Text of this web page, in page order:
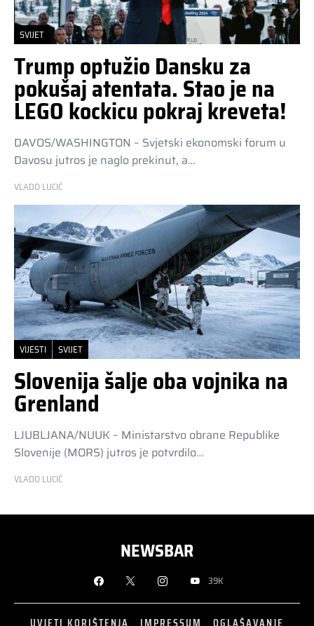
SVIJET
Trump optužio Dansku za
pokušaj atentata. Stao je na
LEGO kockicu pokraj kreveta!
DAVOS/WASHINGTON – Svjetski ekonomski forum u
Davosu jutros je naglo prekinut, a…
VLADO LUCIĆ
VIJESTI SVIJET
Slovenija šalje oba vojnika na
Grenland
LJUBLJANA/NUUK – Ministarstvo obrane Republike
Slovenije (MORS) jutros je potvrdilo…
VLADO LUCIĆ
NEWSBAR
39K